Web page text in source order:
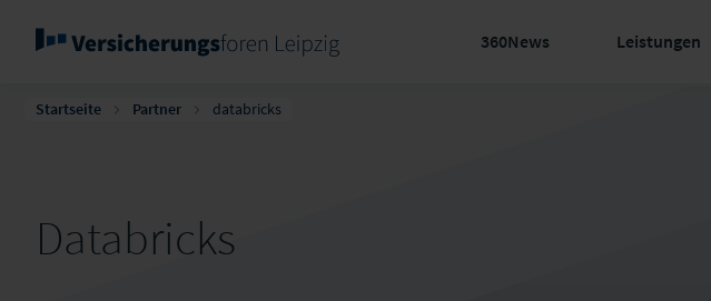
360News Leistungen
Startseite Partner databricks
Databricks